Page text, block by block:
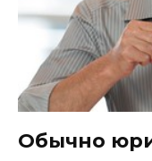
Обычно